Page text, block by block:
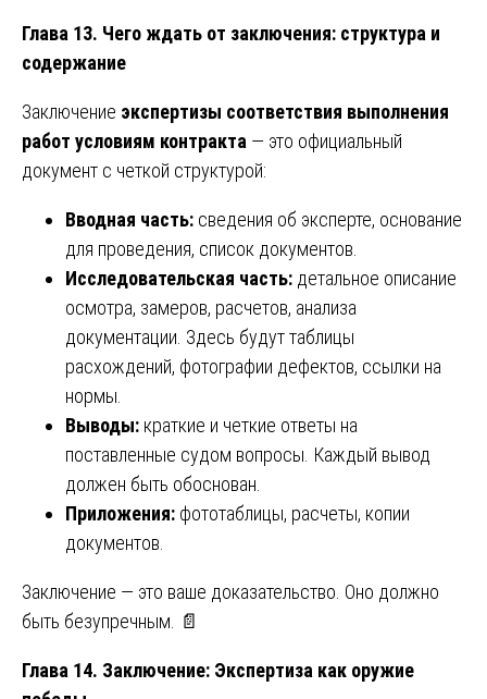
Глава 13. Чего ждать от заключения: структура и
содержание
Заключение экспертизы соответствия выполнения
работ условиям контракта — это официальный
документ с четкой структурой:
Вводная часть: сведения об эксперте, основание
для проведения, список документов.
Исследовательская часть: детальное описание
осмотра, замеров, расчетов, анализа
документации. Здесь будут таблицы
расхождений, фотографии дефектов, ссылки на
нормы.
Выводы: краткие и четкие ответы на
поставленные судом вопросы. Каждый вывод
должен быть обоснован.
Приложения: фототаблицы, расчеты, копии
документов.
Заключение — это ваше доказательство. Оно должно
быть безупречным. 📄
Глава 14. Заключение: Экспертиза как оружие